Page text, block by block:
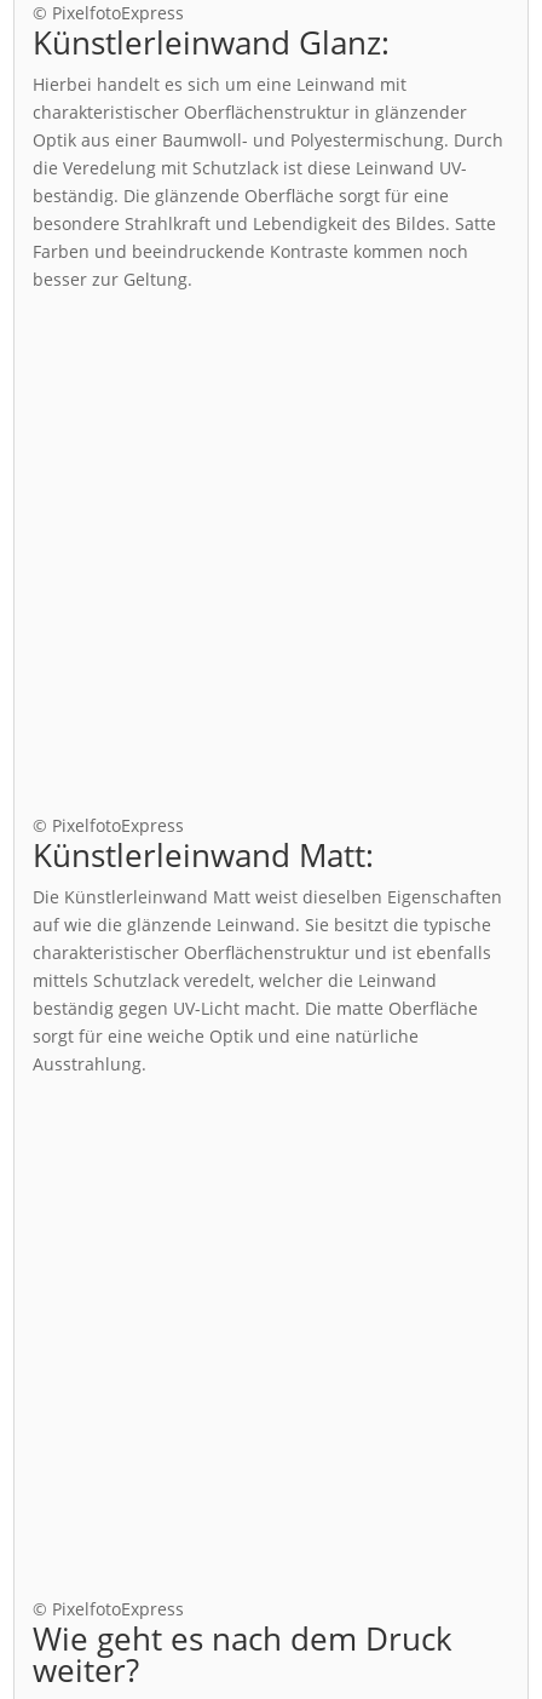
© PixelfotoExpress
Künstlerleinwand Glanz:
Hierbei handelt es sich um eine Leinwand mit
charakteristischer Oberflächenstruktur in glänzender
Optik aus einer Baumwoll- und Polyestermischung. Durch
die Veredelung mit Schutzlack ist diese Leinwand UV-
beständig. Die glänzende Oberfläche sorgt für eine
besondere Strahlkraft und Lebendigkeit des Bildes. Satte
Farben und beeindruckende Kontraste kommen noch
besser zur Geltung.
© PixelfotoExpress
Künstlerleinwand Matt:
Die Künstlerleinwand Matt weist dieselben Eigenschaften
auf wie die glänzende Leinwand. Sie besitzt die typische
charakteristischer Oberflächenstruktur und ist ebenfalls
mittels Schutzlack veredelt, welcher die Leinwand
beständig gegen UV-Licht macht. Die matte Oberfläche
sorgt für eine weiche Optik und eine natürliche
Ausstrahlung.
© PixelfotoExpress
Wie geht es nach dem Druck
weiter?